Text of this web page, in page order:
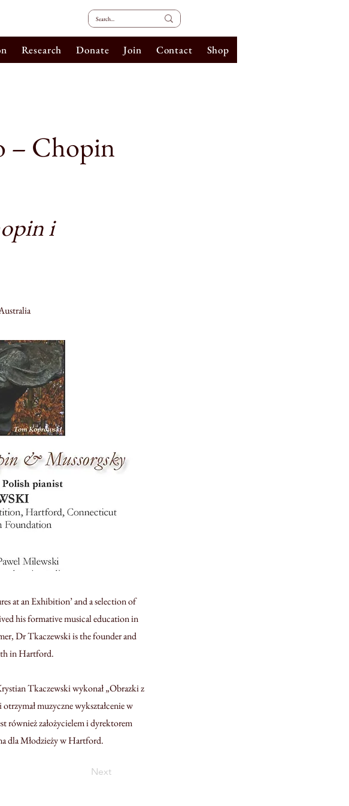
Research Donate Join Contact Shop
– Chopin
i
at an Exhibition’ and a selection of
his formative musical education in
Dr Tkaczewski is the founder and
in Hartford.
Tkaczewski wykonał „Obrazki z
muzyczne wykształcenie w
również założycielem i dyrektorem
dla Młodzieży w Hartford.
Next